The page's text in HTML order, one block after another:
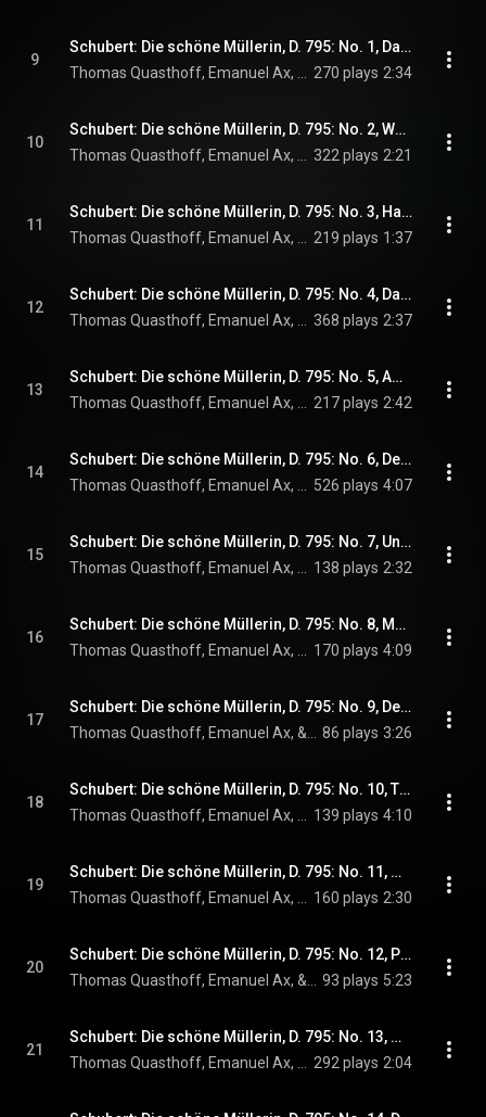
9
Schubert: Die schöne Müllerin, D. 795: No. 1, Das Wandern (Live)
270 plays 2:34
10
Schubert: Die schöne Müllerin, D. 795: No. 2, Wohin? (Live)
322 plays 2:21
11
Schubert: Die schöne Müllerin, D. 795: No. 3, Halt! (Live)
219 plays 1:37
12
Schubert: Die schöne Müllerin, D. 795: No. 4, Danksagung an den Bach (Live)
368 plays 2:37
13
Schubert: Die schöne Müllerin, D. 795: No. 5, Am Feierabend (Live)
217 plays 2:42
14
Schubert: Die schöne Müllerin, D. 795: No. 6, Der Neugierige (Live)
526 plays 4:07
15
Schubert: Die schöne Müllerin, D. 795: No. 7, Ungeduld (Live)
138 plays 2:32
16
Schubert: Die schöne Müllerin, D. 795: No. 8, Morgengruß (Live)
170 plays 4:09
17
Schubert: Die schöne Müllerin, D. 795: No. 9, Des Müllers Blumen (Live)
86 plays 3:26
18
Schubert: Die schöne Müllerin, D. 795: No. 10, Tränenregen (Live)
139 plays 4:10
19
Schubert: Die schöne Müllerin, D. 795: No. 11, Mein! (Live)
160 plays 2:30
20
Schubert: Die schöne Müllerin, D. 795: No. 12, Pause (Live)
93 plays 5:23
21
Schubert: Die schöne Müllerin, D. 795: No. 13, Mit dem grünen Lautenbande (Live)
292 plays 2:04